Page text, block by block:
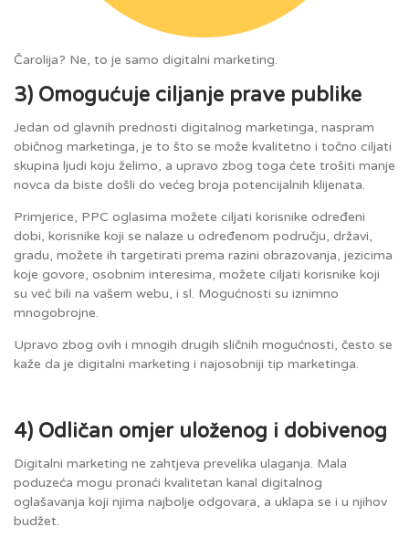
Čarolija? Ne, to je samo digitalni marketing.
3) Omogućuje ciljanje prave publike
Jedan od glavnih prednosti digitalnog marketinga, naspram
običnog marketinga, je to što se može kvalitetno i točno ciljati
skupina ljudi koju želimo, a upravo zbog toga ćete trošiti manje
novca da biste došli do većeg broja potencijalnih klijenata.
Primjerice, PPC oglasima možete ciljati korisnike određeni
dobi, korisnike koji se nalaze u određenom području, državi,
gradu, možete ih targetirati prema razini obrazovanja, jezicima
koje govore, osobnim interesima, možete ciljati korisnike koji
su već bili na vašem webu, i sl. Mogućnosti su iznimno
mnogobrojne.
Upravo zbog ovih i mnogih drugih sličnih mogućnosti, često se
kaže da je digitalni marketing i najosobniji tip marketinga.
4) Odličan omjer uloženog i dobivenog
Digitalni marketing ne zahtjeva prevelika ulaganja. Mala
poduzeća mogu pronaći kvalitetan kanal digitalnog
oglašavanja koji njima najbolje odgovara, a uklapa se i u njihov
budžet.